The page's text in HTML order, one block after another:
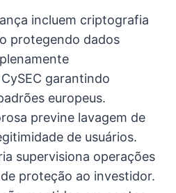
incluem criptografia
protegendo dados
garantindo
europeus.
previne lavagem de
de usuários.
supervisiona operações
proteção ao investidor.